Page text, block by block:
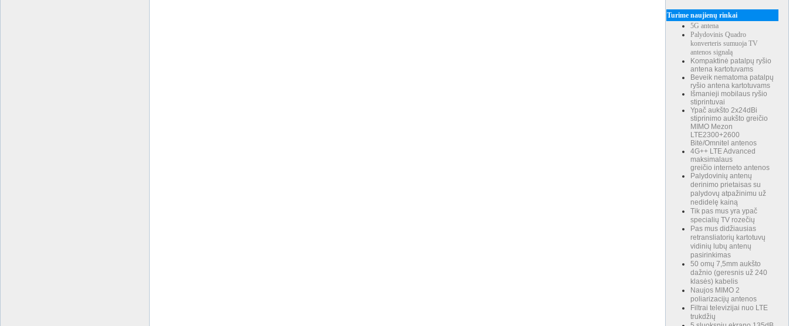
Turime naujienų rinkai
5G antena
Palydovinis Quadro
konverteris sumuoja TV
antenos signalą
Kompaktinė patalpų ryšio
antena kartotuvams
Beveik nematoma patalpų
ryšio antena kartotuvams
Išmanieji mobilaus ryšio
stiprintuvai
Ypač aukšto 2x24dBi
stiprinimo aukšto greičio
MIMO Mezon
LTE2300+2600
Bitė/Omnitel antenos
4G++ LTE Advanced
maksimalaus
greičio interneto antenos
Palydovinių antenų
derinimo prietaisas su
palydovų atpažinimu už
nedidelę kainą
Tik pas mus yra ypač
specialių TV rozečių
Pas mus didžiausias
retransliatorių kartotuvų
vidinių lubų antenų
pasirinkimas
50 omų 7,5mm aukšto
dažnio (geresnis už 240
klasės) kabelis
Naujos MIMO 2
poliarizacijų antenos
Filtrai televizijai nuo LTE
trukdžių